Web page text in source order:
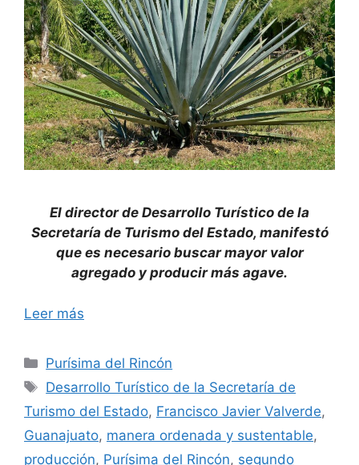
El director de Desarrollo Turístico de la
Secretaría de Turismo del Estado, manifestó
que es necesario buscar mayor valor
agregado y producir más agave.
Leer más
Categorías
Purísima del Rincón
Etiquetas
Desarrollo Turístico de la Secretaría de
Turismo del Estado, Francisco Javier Valverde,
Guanajuato, manera ordenada y sustentable,
producción, Purísima del Rincón, segundo